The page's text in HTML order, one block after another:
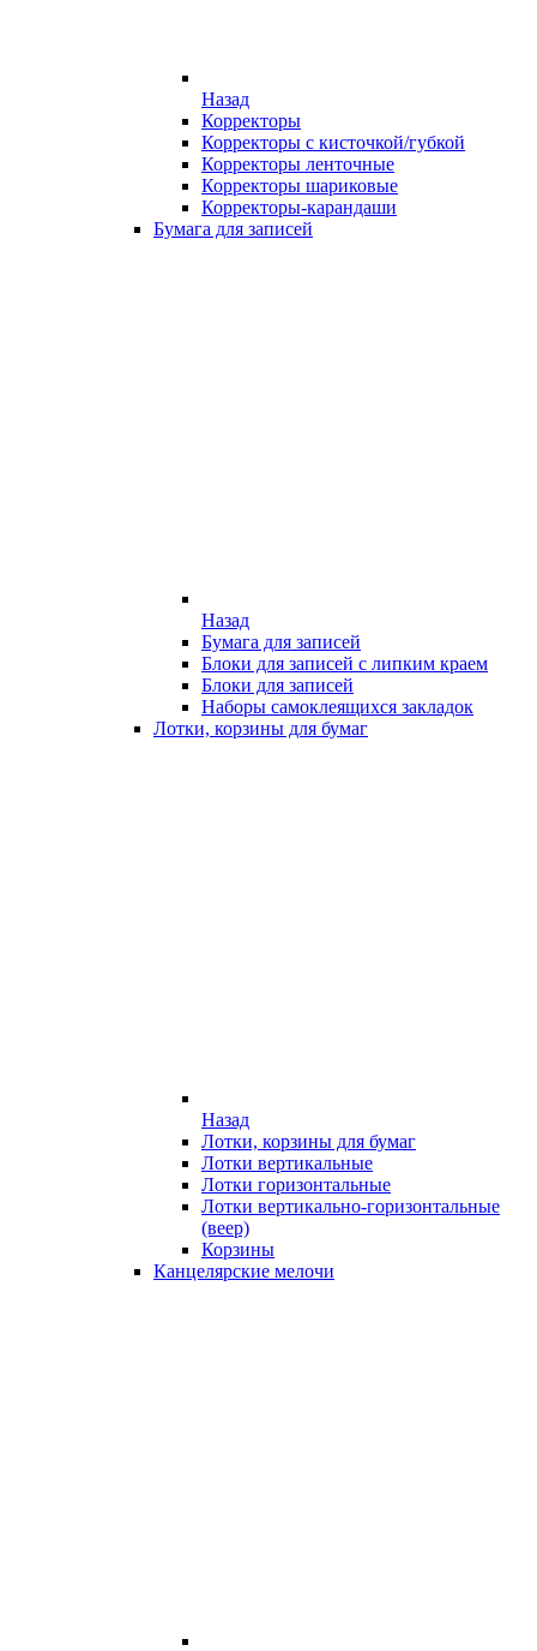
Назад
Корректоры
Корректоры с кисточкой/губкой
Корректоры ленточные
Корректоры шариковые
Корректоры-карандаши
Бумага для записей
Назад
Бумага для записей
Блоки для записей с липким краем
Блоки для записей
Наборы самоклеящихся закладок
Лотки, корзины для бумаг
Назад
Лотки, корзины для бумаг
Лотки вертикальные
Лотки горизонтальные
Лотки вертикально-горизонтальные
(веер)
Корзины
Канцелярские мелочи